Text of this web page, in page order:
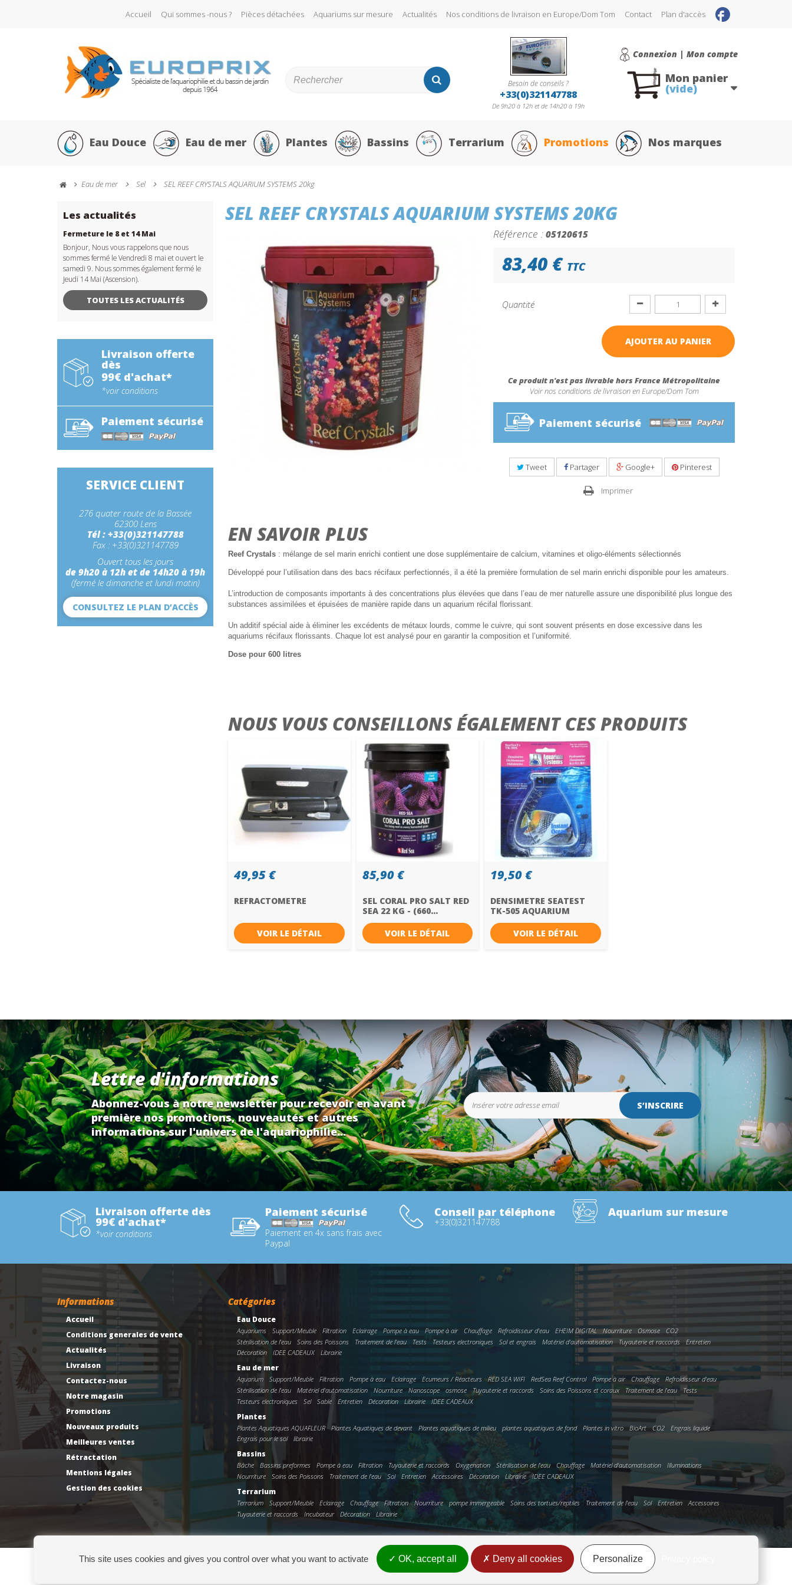
Accueil Qui sommes -nous ? Pièces détachées Aquariums sur mesure Actualités Nos conditions de livraison en Europe/Dom Tom Contact Plan d'accès
Connexion | Mon compte
Besoin de conseils ?
+33(0)321147788
De 9h20 à 12h et de 14h20 à 19h
Mon panier
(vide)
Eau Douce Eau de mer Plantes Bassins Terrarium Promotions Nos marques
Eau de mer Sel SEL REEF CRYSTALS AQUARIUM SYSTEMS 20kg
SEL REEF CRYSTALS AQUARIUM SYSTEMS 20KG
Référence : 05120615
83,40 € TTC
Quantité
AJOUTER AU PANIER
Ce produit n'est pas livrable hors France Métropolitaine
Voir nos conditions de livraison en Europe/Dom Tom
Paiement sécurisé
Tweet Partager Google+ Pinterest
Imprimer
EN SAVOIR PLUS
Reef Crystals : mélange de sel marin enrichi contient une dose supplémentaire de calcium, vitamines et oligo-éléments sélectionnés
Développé pour l’utilisation dans des bacs récifaux perfectionnés, il a été la première formulation de sel marin enrichi disponible pour les amateurs.
L’introduction de composants importants à des concentrations plus élevées que dans l’eau de mer naturelle assure une disponibilité plus longue des
substances assimilées et épuisées de manière rapide dans un aquarium récifal florissant.
Un additif spécial aide à éliminer les excédents de métaux lourds, comme le cuivre, qui sont souvent présents en dose excessive dans les
aquariums récifaux florissants. Chaque lot est analysé pour en garantir la composition et l’uniformité.
Dose pour 600 litres
NOUS VOUS CONSEILLONS ÉGALEMENT CES PRODUITS
49,95 €
REFRACTOMETRE
VOIR LE DÉTAIL
85,90 €
SEL CORAL PRO SALT RED
SEA 22 KG - (660...
VOIR LE DÉTAIL
19,50 €
DENSIMETRE SEATEST
TK-505 AQUARIUM
SYSTEMS
VOIR LE DÉTAIL
Les actualités
Fermeture le 8 et 14 Mai
Bonjour, Nous vous rappelons que nous
sommes fermé le Vendredi 8 mai et ouvert le
samedi 9. Nous sommes également fermé le
Jeudi 14 Mai (Ascension).
TOUTES LES ACTUALITÉS
Livraison offerte
dès
99€ d'achat*
*voir conditions
Paiement sécurisé
SERVICE CLIENT
276 quater route de la Bassée
62300 Lens
Tél : +33(0)321147788
Fax : +33(0)321147789
Ouvert tous les jours
de 9h20 à 12h et de 14h20 à 19h
(fermé le dimanche et lundi matin)
CONSULTEZ LE PLAN D’ACCÈS
Lettre d'informations
Abonnez-vous à notre newsletter pour recevoir en avant
première nos promotions, nouveautés et autres
informations sur l'univers de l'aquariophilie...
S’INSCRIRE
Livraison offerte dès
99€ d'achat*
*voir conditions
Paiement sécurisé
Paiement en 4x sans frais avec
Paypal
Conseil par téléphone
+33(0)321147788
Aquarium sur mesure
Informations
Accueil
Conditions generales de vente
Actualités
Livraison
Contactez-nous
Notre magasin
Promotions
Nouveaux produits
Meilleures ventes
Rétractation
Mentions légales
Gestion des cookies
Catégories
Eau Douce
Aquariums Support/Meuble Filtration Eclairage Pompe à eau Pompe à air Chauffage Refroidisseur d'eau EHEIM DIGITAL Nourriture Osmose
CO2
Stérilisation de l'eau
Soins des Poissons Traitement de l'eau Tests Testeurs electroniques Sol et engrais Matériel d'automatisation Tuyauterie et raccords
Entretien
Décoration
IDEE CADEAUX Librairie
Eau de mer
Aquarium Support/Meuble Filtration Pompe à eau Eclairage Ecumeurs / Réacteurs RED SEA WIFI RedSea Reef Control Pompe à air Chauffage
Refroidisseur d'eau
Stérilisation de l'eau
Matériel d'automatisation Nourriture Nanoscope osmose Tuyauterie et raccords Soins des Poissons et coraux Traitement de l'eau
Tests
Testeurs electroniques
Sel Sable Entretien Décoration Librairie IDEE CADEAUX
Plantes
Plantes Aquatiques AQUAFLEUR Plantes Aquatiques de devant Plantes aquatiques de milieu plantes aquatiques de fond Plantes in vitro BioArt CO2
Engrais liquide
Engrais pour le sol
librairie
Bassins
Bâche Bassins preformes Pompe à eau Filtration Tuyauterie et raccords Oxygenation Stérilisation de l'eau Chauffage Matériel d'automatisation
Illuminations
Nourriture
Soins des Poissons Traitement de l'eau Sol Entretien Accessoires Décoration Librairie IDEE CADEAUX
Terrarium
Terrarium Support/Meuble Eclairage Chauffage Filtration Nourriture pompe immergeable Soins des tortues/reptiles Traitement de l'eau Sol Entretien
Accessoires
Tuyauterie et raccords
Incubateur Décoration Librairie
Europrix
276 Quater Route de la Bassée - 62300 LENS - Tél : +33(0)3 21 14 77 88 - Fax: +33(0)3 21 14 77 89 - europrix@wanadoo.fr
This site uses cookies and gives you control over what you want to activate OK, accept all Deny all cookies Personalize